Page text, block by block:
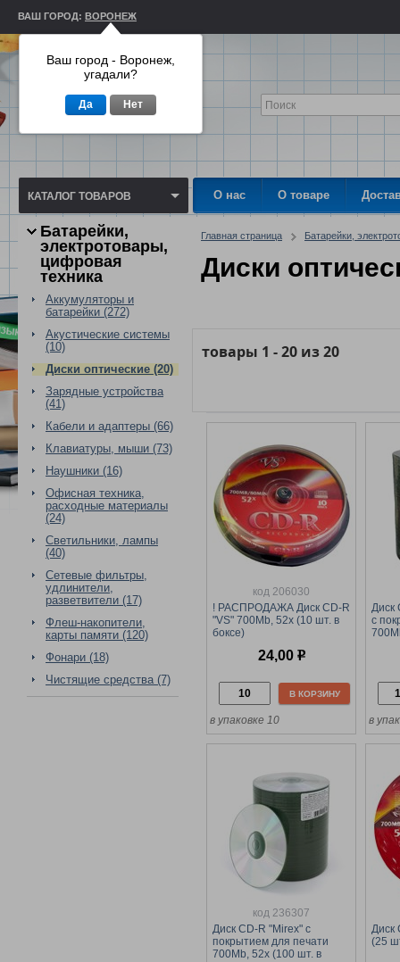
ВАШ ГОРОД: ВОРОНЕЖ
КАТАЛОГ ТОВАРОВ О нас О товаре
Батарейки,
электротовары,
цифровая
техника
Аккумуляторы и
батарейки (272)
Акустические системы
(10)
Диски оптические (20)
Зарядные устройства
(41)
Кабели и адаптеры (66)
Клавиатуры, мыши (73)
Наушники (16)
Офисная техника,
расходные материалы
(24)
Светильники, лампы
(40)
Сетевые фильтры,
удлинители,
разветвители (17)
Флеш-накопители,
карты памяти (120)
Фонари (18)
Чистящие средства (7)
Главная страница Батарейки,
Диски
товары 1 -20 из20
код 206030
! РАСПРОДАЖА Диск CD-R
"VS" 700Mb, 52х (10 шт. в
боксе)
24,00 р
В КОРЗИНУ
в упаковке 10
Диск
с
в
код 236307
Диск CD-R "Mirex" с
покрытием для печати
700Mb, 52х (100 шт. в
Диск
(25
Ваш город - Воронеж,
угадали?
Да Нет